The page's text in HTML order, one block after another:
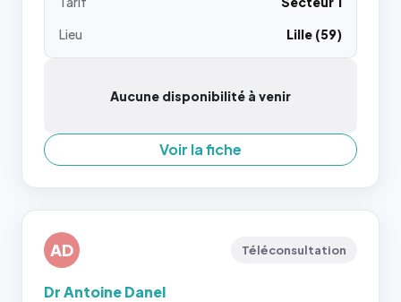
Lieu
Lille (59)
Aucune disponibilité à venir
Voir la fiche
AD Téléconsultation
Dr Antoine Danel